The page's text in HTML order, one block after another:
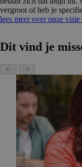
vergroot of heb je
lees meer over onze
Dit vind je